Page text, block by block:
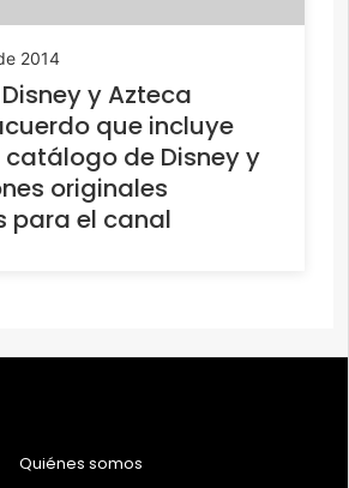
2014
y Azteca
que incluye
de Disney y
originales
para el canal
Quiénes somos